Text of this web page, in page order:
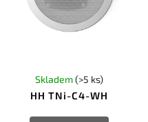
HH TNi-C4-WH
Skladem(>5 ks)